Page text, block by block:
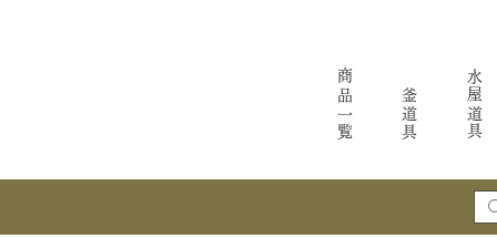
商品一覧 釜道具 水屋道具